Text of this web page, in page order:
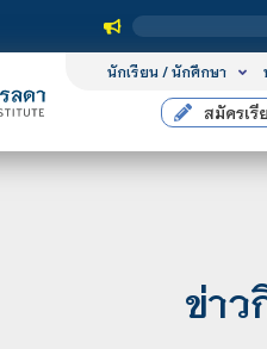
นักเรียน / นักศึกษา
สมัครเรี
ข่าว